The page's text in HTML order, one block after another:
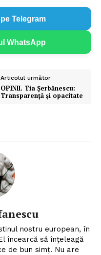
Telegram
WhatsApp
Articolul următor
OPINII. Tia Șerbănescu:
Transparență și opacitate
nostru european, în
încearcă să înțeleagă
de bun simț. Nu are